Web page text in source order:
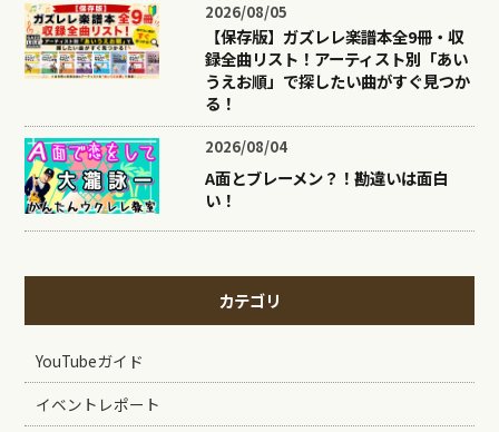
2026/08/05
【保存版】ガズレレ楽譜本全9冊・収
録全曲リスト！アーティスト別「あい
うえお順」で探したい曲がすぐ見つか
る！
2026/08/04
A面とブレーメン？！勘違いは面白
い！
カテゴリ
YouTubeガイド
イベントレポート